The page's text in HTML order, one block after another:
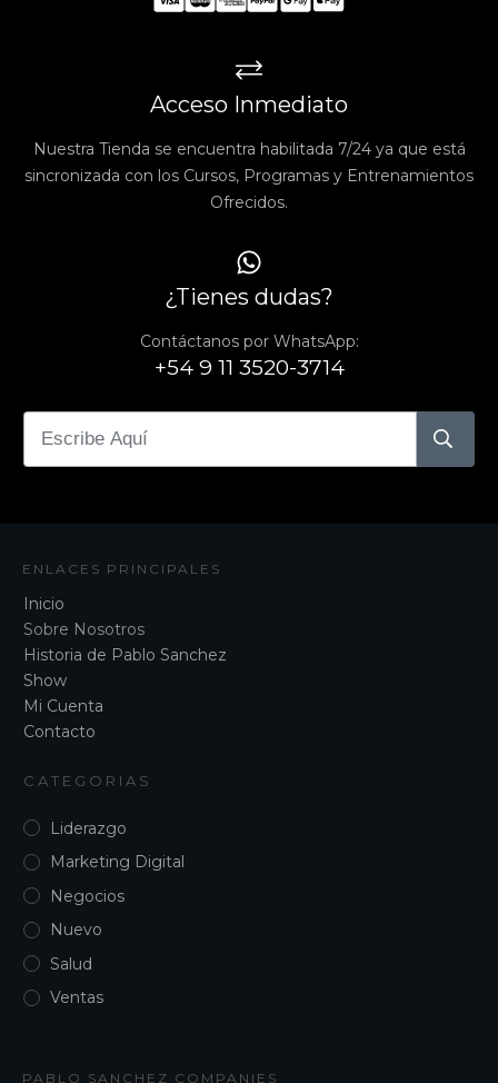
Acceso Inmediato
Nuestra Tienda se encuentra habilitada 7/24 ya que está
sincronizada con los Cursos, Programas y Entrenamientos
Ofrecidos.
¿Tienes dudas?
Contáctanos por WhatsApp:
+54 9 11 3520-3714
ENLACES PRINCIPALES
Inicio
Sobre Nosotros
Historia de Pablo Sanchez
Show
Mi Cuenta
Contacto
CATEGORIAS
Liderazgo
Marketing Digital
Negocios
Nuevo
Salud
Ventas
PABLO SANCHEZ COMPANIES